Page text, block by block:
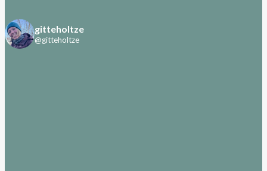
gitteholtze
@gitteholtze